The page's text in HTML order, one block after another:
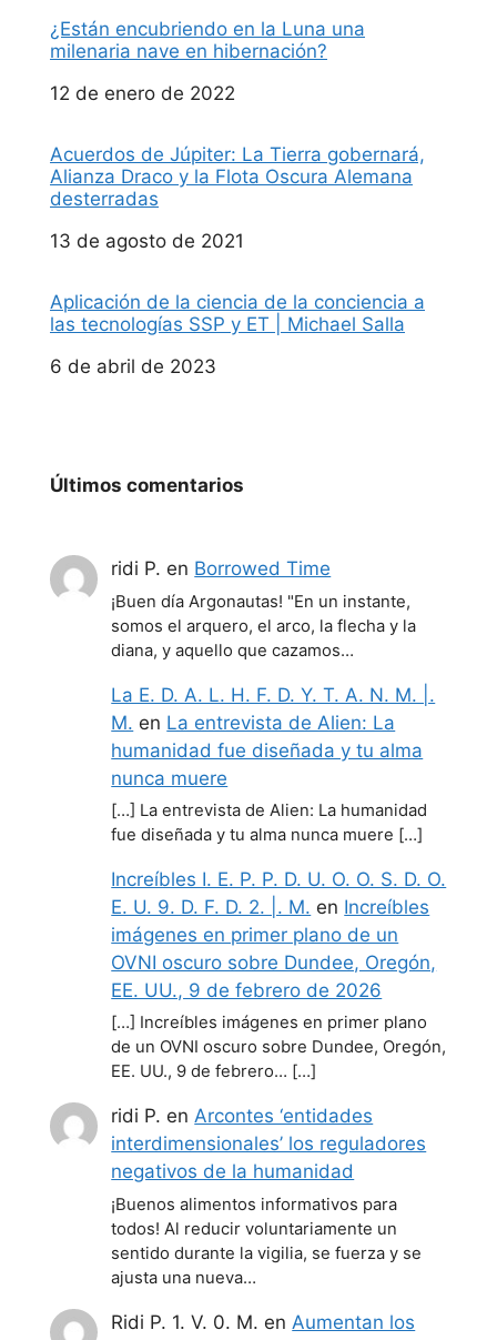
¿Están encubriendo en la Luna una
milenaria nave en hibernación?
Fecha
12 de enero de 2022
Acuerdos de Júpiter: La Tierra gobernará,
Alianza Draco y la Flota Oscura Alemana
desterradas
Fecha
13 de agosto de 2021
Aplicación de la ciencia de la conciencia a
las tecnologías SSP y ET | Michael Salla
Fecha
6 de abril de 2023
Últimos comentarios
ridi P. en Borrowed Time
¡Buen día Argonautas! "En un instante,
somos el arquero, el arco, la flecha y la
diana, y aquello que cazamos…
La E. D. A. L. H. F. D. Y. T. A. N. M. |.
M. en La entrevista de Alien: La
humanidad fue diseñada y tu alma
nunca muere
[…] La entrevista de Alien: La humanidad
fue diseñada y tu alma nunca muere […]
Increíbles I. E. P. P. D. U. O. O. S. D. O.
E. U. 9. D. F. D. 2. |. M. en Increíbles
imágenes en primer plano de un
OVNI oscuro sobre Dundee, Oregón,
EE. UU., 9 de febrero de 2026
[…] Increíbles imágenes en primer plano
de un OVNI oscuro sobre Dundee, Oregón,
EE. UU., 9 de febrero… […]
ridi P. enArcontes ‘entidades
interdimensionales’ los reguladores
negativos de la humanidad
¡Buenos alimentos informativos para
todos! Al reducir voluntariamente un
sentido durante la vigilia, se fuerza y se
ajusta una nueva…
Ridi P. 1. V. 0. M. en Aumentan los